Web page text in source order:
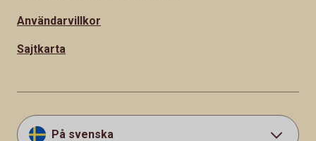
Användarvillkor
Sajtkarta
På svenska